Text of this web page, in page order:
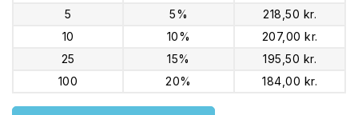
5
5%
218,50 kr.
10
10%
207,00 kr.
25
15%
195,50 kr.
100
20% 184,00 kr.